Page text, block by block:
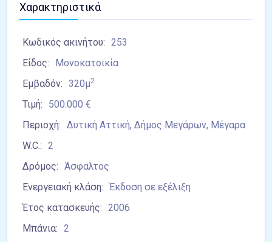
Χαρακτηριστικά
Κωδικός ακινήτου: 253
Είδος:
Μονοκατοικία
Εμβαδόν: 320μ2
Τιμή:
500.000 €
Περιοχή: Δυτική Αττική, Δήμος Μεγάρων, Μέγαρα
W.C.: 2
Δρόμος: Άσφαλτος
Ενεργειακή κλάση:
Έκδοση σε εξέλιξη
Έτος κατασκευής: 2006
Μπάνια: 2